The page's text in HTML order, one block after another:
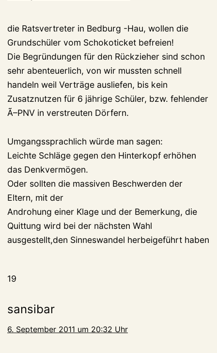
die Ratsvertreter in Bedburg -Hau, wollen die
Grundschüler vom Schokoticket befreien!
Die Begründungen für den Rückzieher sind schon
sehr abenteuerlich, von wir mussten schnell
handeln weil Verträge ausliefen, bis kein
Zusatznutzen für 6 jährige Schüler, bzw. fehlender
Ã–PNV in verstreuten Dörfern.
Umgangssprachlich würde man sagen:
Leichte Schläge gegen den Hinterkopf erhöhen
das Denkvermögen.
Oder sollten die massiven Beschwerden der
Eltern, mit der
Androhung einer Klage und der Bemerkung, die
Quittung wird bei der nächsten Wahl
ausgestellt,den Sinneswandel herbeigeführt haben
19
sansibar
6. September 2011 um 20:32 Uhr